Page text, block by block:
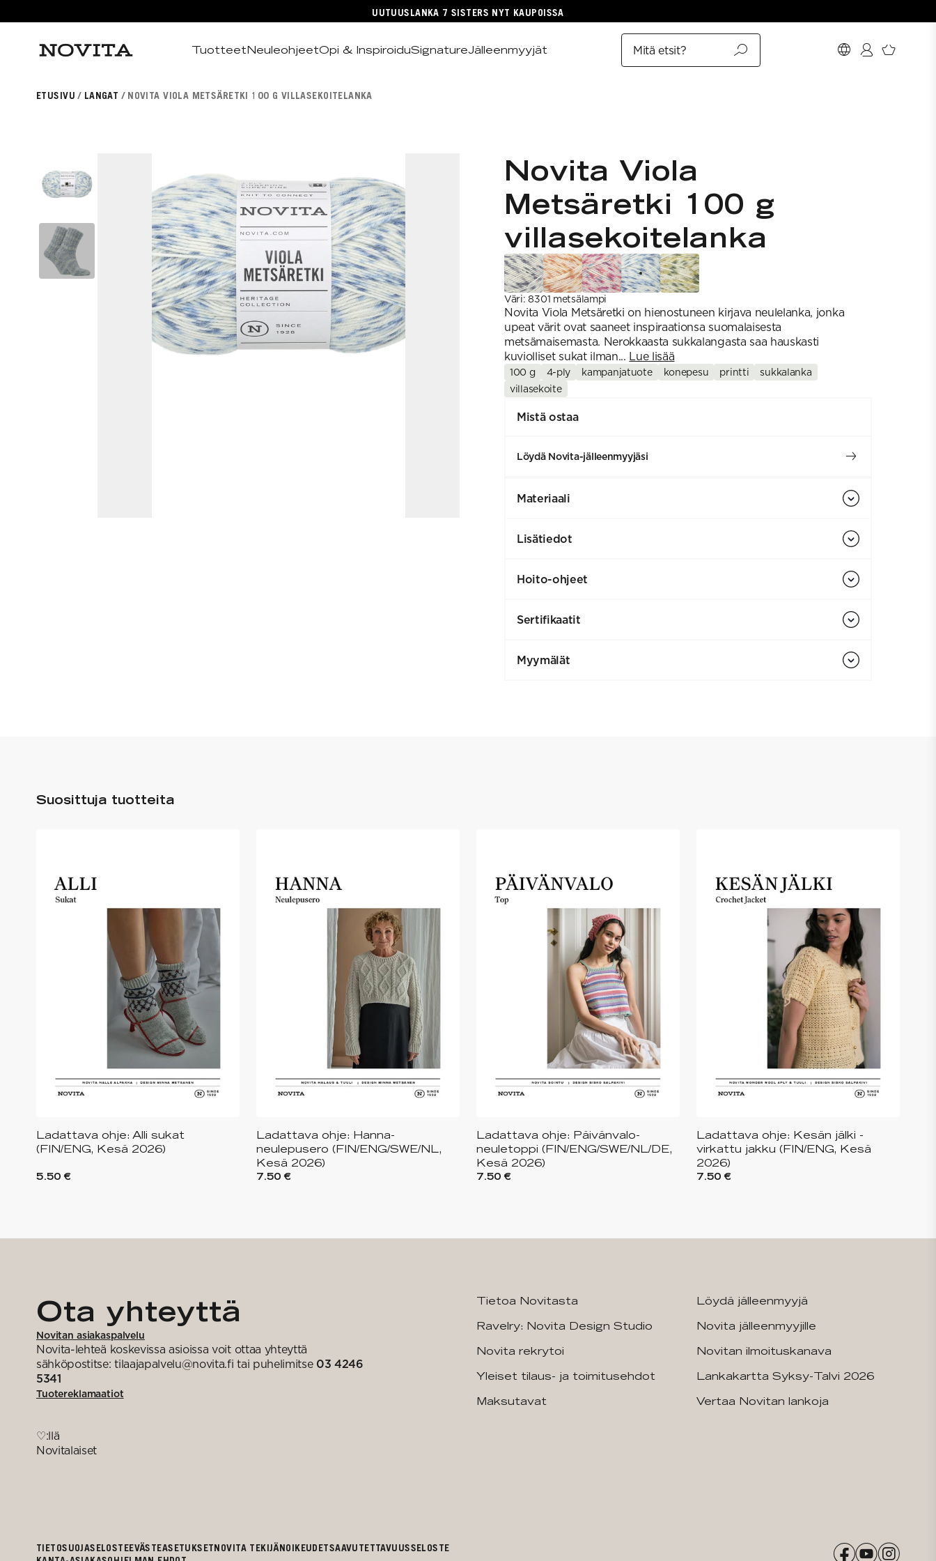
UUTUUSLANKA 7 SISTERS NYT KAUPOISSA
TuotteetNeuleohjeetOpi & InspiroiduSignatureJälleenmyyjät Mitä etsit?
ETUSIVU LANGAT NOVITA VIOLA METSÄRETKI 100 G VILLASEKOITELANKA
Novita Viola
Metsäretki 100 g
villasekoitelanka
Väri:8301 metsälampi
Novita Viola Metsäretki on hienostuneen kirjava neulelanka, jonka
upeat värit ovat saaneet inspiraationsa suomalaisesta
metsämaisemasta. Nerokkaasta sukkalangasta saa hauskasti
kuviolliset sukat ilman... Lue lisää
100 g 4-ply kampanjatuote konepesu printti
sukkalanka
villasekoite
Mistä ostaa
Löydä Novita-jälleenmyyjäsi
Materiaali
Lisätiedot
Hoito-ohjeet
Sertifikaatit
Myymälät
Suosittuja tuotteita
Ladattava ohje: Alli sukat
(FIN/ENG, Kesä 2026)
5.50 €
Ladattava ohje: Hanna-
neulepusero (FIN/ENG/SWE/NL,
Kesä 2026)
7.50 €
Ladattava ohje: Päivänvalo-
neuletoppi (FIN/ENG/SWE/NL/DE,
Kesä 2026)
7.50 €
Ladattava ohje: Kesän jälki -
virkattu jakku (FIN/ENG, Kesä
2026)
7.50 €
Ota yhteyttä
Novitan asiakaspalvelu
Novita-lehteä koskevissa asioissa voit ottaa yhteyttä
sähköpostitse: tilaajapalvelu@novita.fi tai puhelimitse 03 4246
5341
Tuotereklamaatiot
♡:llä
Novitalaiset
Tietoa Novitasta
Ravelry: Novita Design Studio
Novita rekrytoi
Yleiset tilaus- ja toimitusehdot
Maksutavat
Löydä jälleenmyyjä
Novita jälleenmyyjille
Novitan ilmoituskanava
Lankakartta Syksy-Talvi 2026
Vertaa Novitan lankoja
TIETOSUOJASELOSTEEVÄSTEASETUKSETNOVITA TEKIJÄNOIKEUDETSAAVUTETTAVUUSSELOSTE